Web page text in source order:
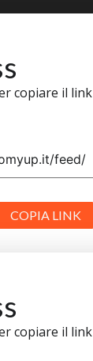
copiare il link
COPIA LINK
copiare il link